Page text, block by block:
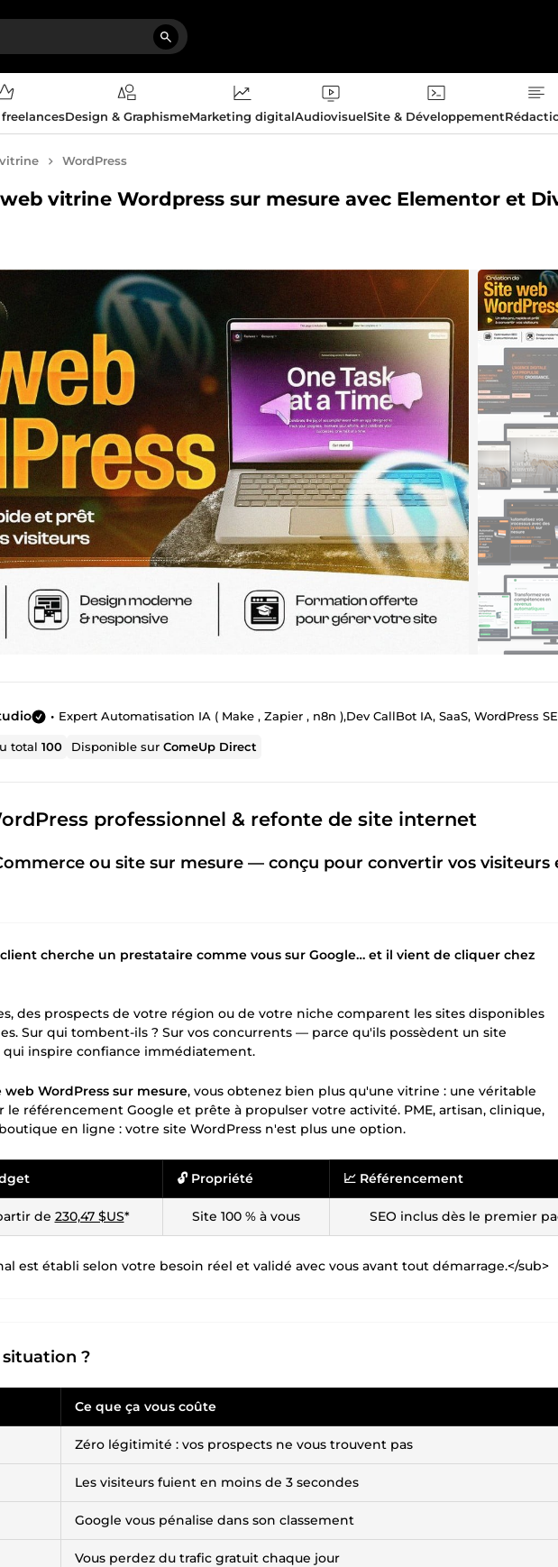
Design & GraphismeMarketing digitalAudiovisuelSite & Développement
WordPress
vitrine Wordpress sur mesure avec Elementor et
• Expert Automatisation IA ( Make , Zapier , n8n ),Dev CallBot IA, SaaS, WordPress SEO &
total100 Disponible surComeUp Direct
professionnel & refonte de site internet
ou site sur mesure — conçu pour convertir vos visiteurs
cherche un prestataire comme vous sur Google… et il vient de cliquer chez
des prospects de votre région ou de votre niche comparent les sites disponibles
Sur qui tombent-ils ? Sur vos concurrents — parce qu'ils possèdent un site
inspire confiance immédiatement.
WordPress sur mesure, vous obtenez bien plus qu'une vitrine : une véritable
référencement Google et prête à propulser votre activité. PME, artisan, clinique,
en ligne : votre site WordPress n'est plus une option.
🔓 Propriété 📈 Référencement
de 230,47 $US* Site 100 % à vous SEO inclus dès le premier
est établi selon votre besoin réel et validé avec vous avant tout démarrage.</sub>
situation ?
Ce que ça vous coûte
Zéro légitimité : vos prospects ne vous trouvent pas
Les visiteurs fuient en moins de 3 secondes
Google vous pénalise dans son classement
Vous perdez du trafic gratuit chaque jour